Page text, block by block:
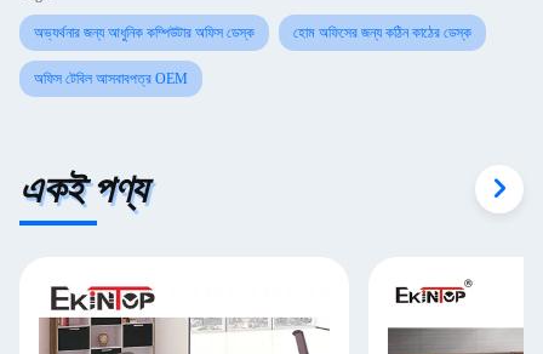
অভ্যর্থনার জন্য আধুনিক কম্পিউটার অফিস ডেস্ক হোম অফিসের জন্য কঠিন কাঠের ডেস্ক
অফিস টেবিল আসবাবপত্র OEM
একই পণ্য